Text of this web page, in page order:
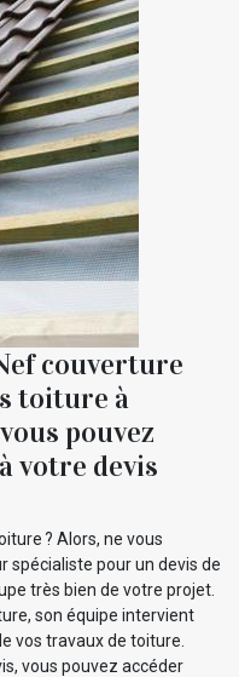
couverture
toiture à
pouvez
votre devis
? Alors, ne vous
spécialiste pour un devis de
très bien de votre projet.
son équipe intervient
vos travaux de toiture.
vous pouvez accéder